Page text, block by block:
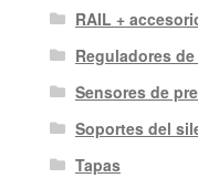
RAIL +
Reguladores
Sensores de
Soportes del
Tapas